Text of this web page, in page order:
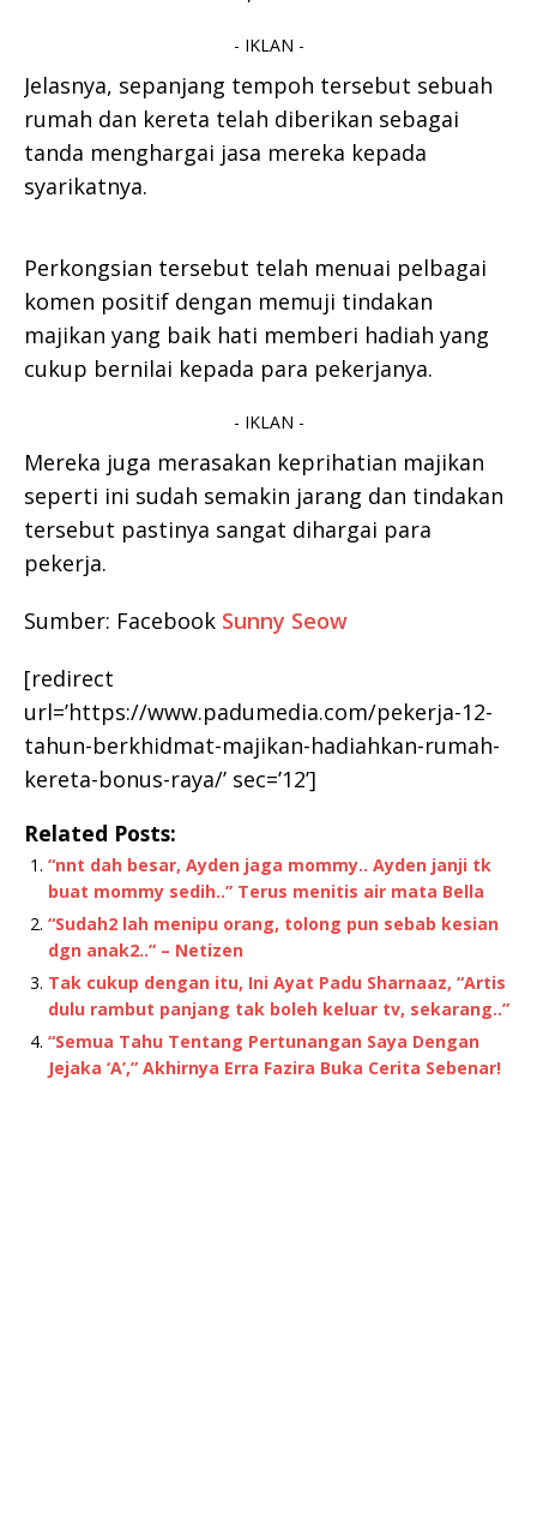
- IKLAN -
Jelasnya, sepanjang tempoh tersebut sebuah
rumah dan kereta telah diberikan sebagai
tanda menghargai jasa mereka kepada
syarikatnya.
Perkongsian tersebut telah menuai pelbagai
komen positif dengan memuji tindakan
majikan yang baik hati memberi hadiah yang
cukup bernilai kepada para pekerjanya.
- IKLAN -
Mereka juga merasakan keprihatian majikan
seperti ini sudah semakin jarang dan tindakan
tersebut pastinya sangat dihargai para
pekerja.
Sumber: Facebook Sunny Seow
[redirect
url=’https://www.padumedia.com/pekerja-12-
tahun-berkhidmat-majikan-hadiahkan-rumah-
kereta-bonus-raya/’ sec=’12’]
Related Posts:
“nnt dah besar, Ayden jaga mommy.. Ayden janji tk
buat mommy sedih..” Terus menitis air mata Bella
“Sudah2 lah menipu orang, tolong pun sebab kesian
dgn anak2..” – Netizen
Tak cukup dengan itu, Ini Ayat Padu Sharnaaz, “Artis
dulu rambut panjang tak boleh keluar tv, sekarang..”
“Semua Tahu Tentang Pertunangan Saya Dengan
Jejaka ‘A’,” Akhirnya Erra Fazira Buka Cerita Sebenar!